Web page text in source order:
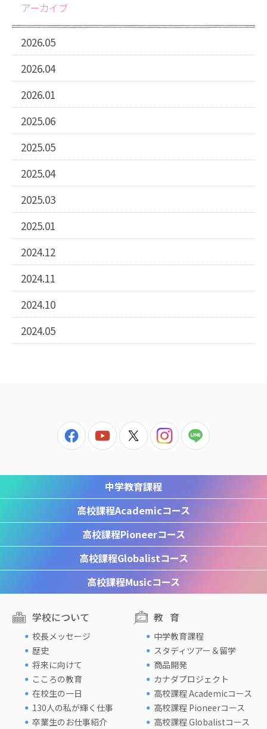
アーカイブ
2026.05
2026.04
2026.01
2025.06
2025.05
2025.04
2025.03
2025.01
2024.12
2024.11
2024.10
2024.05
中学教育課程
高校課程Academicコース
高校課程Pioneerコース
高校課程Globalistコース
高校課程Musicコース
学校について
校長メッセージ
歴史
将来に向けて
こころの教育
在校生の一日
130人の私が輝く仕事
卒業生のお仕事紹介
教育
中学教育課程
スタディツアー＆留学
商品開発
カナダプロジェクト
高校課程 Academicコース
高校課程 Pioneerコース
高校課程 Globalistコース